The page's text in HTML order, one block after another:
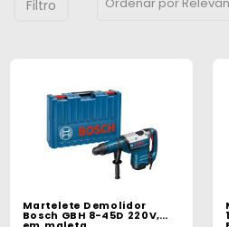
EPIs
Cobertura
Ferramentas
Iluminação
Martelete Demolidor
Bosch GBH 8-45D 220V,